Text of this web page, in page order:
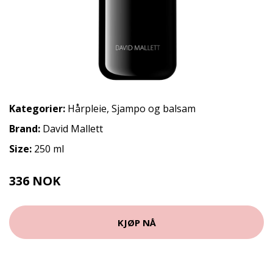
Kategorier: Hårpleie, Sjampo og balsam
Brand: David Mallett
Size: 250 ml
336 NOK
KJØP NÅ